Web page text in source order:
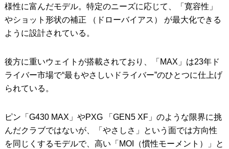
様性に富んだモデル。特定のニーズに応じて、「寛容性」
やショット形状の補正 （ドローバイアス） が最大化できる
ように設計されている。
後方に重いウェイトが搭載されており、「MAX」は23年ド
ライバー市場で“最もやさしいドライバー”のひとつに仕上げ
られている。
ピン「G430 MAX」やPXG 「GEN5 XF」のような限界に挑
んだクラブではないが、「やさしさ」という面では方向性
を同じくするモデルで、高い「MOI（慣性モーメント）」と